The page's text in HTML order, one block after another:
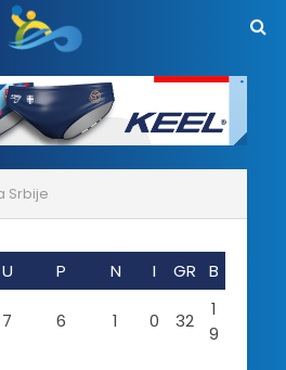
Srbije
U P N I GR
B
7 6 1 0 32
1
9